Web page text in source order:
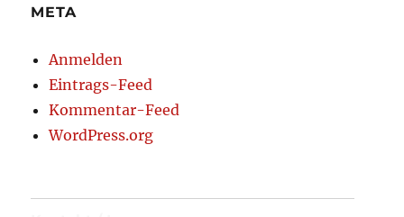
META
Anmelden
Eintrags-Feed
Kommentar-Feed
WordPress.org